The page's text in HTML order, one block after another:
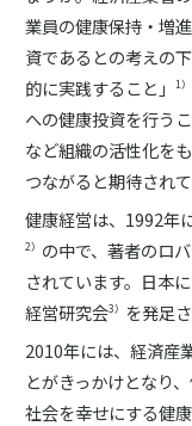
業員の健康保持・増
資であるとの考えの
的に実践すること」1）
への健康投資を行う
など組織の活性化を
つながると期待されて
健康経営は、1992年
2） の中で、著者のロ
されています。日本
経営研究会3）
を発足
2010年には、経済産
とがきっかけとなり
社会を幸せにする健